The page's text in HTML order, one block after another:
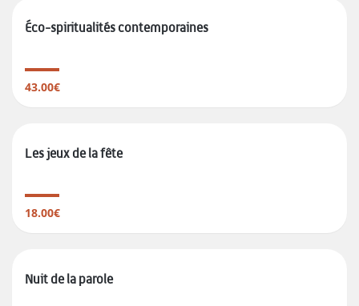
Éco-spiritualités contemporaines
43.00€
Les jeux de la fête
18.00€
Nuit de la parole